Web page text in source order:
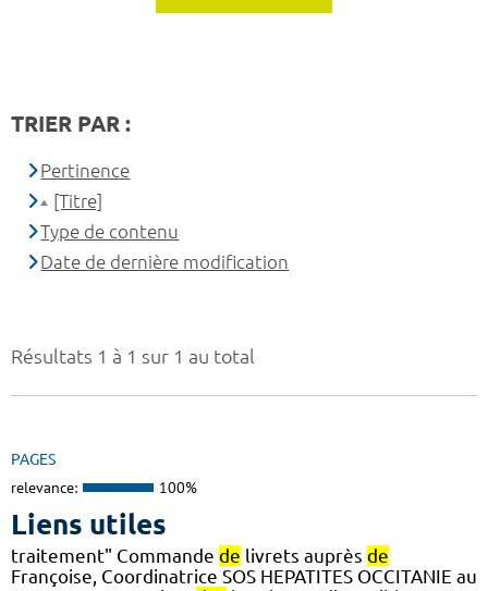
Résultats 1 à 1 sur 1 au total
PAGES
relevance: 100%
Liens utiles
traitement" Commande de livrets auprès de
Françoise, Coordinatrice SOS HEPATITES OCCITANIE au
TRIER PAR :
Pertinence
[Titre]
Type de contenu
Date de dernière modification